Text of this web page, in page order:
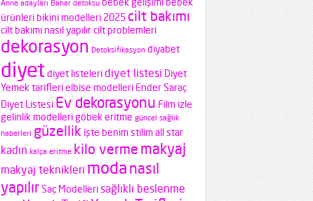
Anne adayları Bahar detoksu
ürünleri bikini modelleri 2025 cilt bakımı
cilt bakımı nasıl yapılırcilt problemleri
dekorasyon Detoksifikasyon diyabet
diyetdiyet listeleridiyet listesi Diyet
Yemek tariflerielbise modelleri Ender Saraç
Diyet Listesi Ev dekorasyonu Film izle
gelinlik modellerigöbek eritme güncel sağlık
haberleri güzellik işte benim stilim all star
kadın kalça eritme kilo verme makyaj
makyaj teknikleri modanasıl
yapılırSaç Modellerisağlıklı beslenme